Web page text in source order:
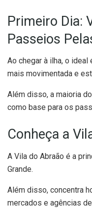
Primeiro Dia:
Passeios
Ao chegar à ilha, o
mais movimentada e
Além disso, a maioria
como base para os
Conheça a
A Vila do Abraão é a
Grande.
Além disso, concentra
mercados e agências